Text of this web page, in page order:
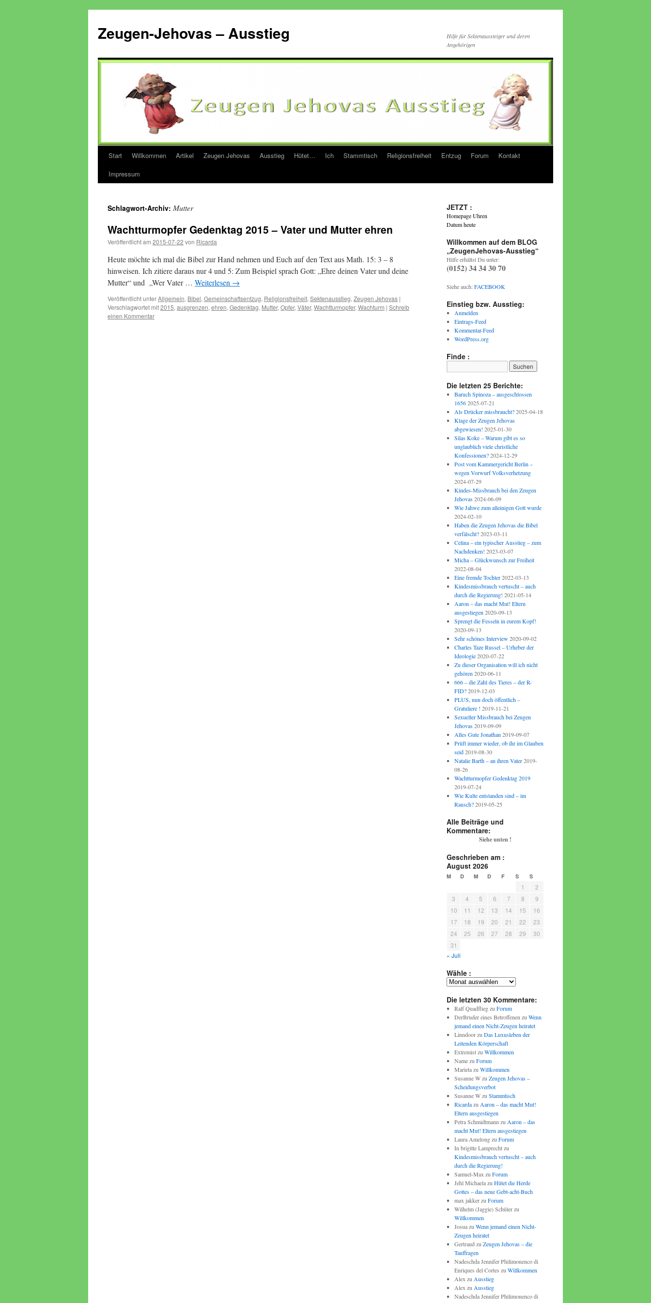
springen
Zeugen-Jehovas – Ausstieg
Hilfe für Sektenaussteiger und deren
Angehörigen
Start Willkommen Artikel Zeugen Jehovas Ausstieg Hütet… Ich Stammtisch Religionsfreiheit Entzug Forum
Kontakt
Impressum
Schlagwort-Archiv: Mutter
Wachtturmopfer Gedenktag 2015 – Vater und Mutter ehren
Veröffentlicht am 2015-07-22 von Ricarda
Heute möchte ich mal die Bibel zur Hand nehmen und Euch auf den Text aus Math. 15: 3 – 8
hinweisen. Ich zitiere daraus nur 4 und 5: Zum Beispiel sprach Gott: „Ehre deinen Vater und deine
Mutter“ und „Wer Vater … Weiterlesen →
Veröffentlicht unterAllgemein, Bibel, Gemeinschaftsentzug, Religionsfreiheit, Sektenausstieg, Zeugen Jehovas |
Verschlagwortet mit2015, ausgrenzen, ehren, Gedenktag, Mutter, Opfer, Väter, Wachtturmopfer, Wachturm | Schreib
einen Kommentar
JETZT :
Homepage Uhren
Datum heute
Willkommen auf dem BLOG
„ZeugenJehovas-Ausstieg“
Hilfe erhältst Du unter:
(0152) 34 34 30 70
Siehe auch:FACEBOOK
Einstieg bzw. Ausstieg:
Anmelden
Eintrags-Feed
Kommentar-Feed
WordPress.org
Finde :
Die letzten 25 Berichte:
Baruch Spinoza – ausgeschlossen
1656 2025-07-21
Als Drücker missbraucht? 2025-04-18
Klage der Zeugen Jehovas
abgewiesen! 2025-01-30
Silas Koke – Warum gibt es so
unglaublich viele christliche
Konfessionen? 2024-12-29
Post vom Kammergericht Berlin –
wegen Vorwurf Volksverhetzung
2024-07-29
Kindes-Missbrauch bei den Zeugen
Jehovas 2024-06-09
Wie Jahwe zum alleinigen Gott wurde
2024-02-10
Haben die Zeugen Jehovas die Bibel
verfälscht? 2023-03-11
Celina – ein typischer Ausstieg – zum
Nachdenken! 2023-03-07
Micha – Glückwunsch zur Freiheit
2022-08-04
Eine fremde Tochter 2022-03-13
Kindesmissbrauch vertuscht – auch
durch die Regierung! 2021-05-14
Aaron – das macht Mut! Eltern
ausgestiegen 2020-09-13
Sprengt die Fesseln in eurem Kopf!
2020-09-13
Sehr schönes Interview 2020-09-02
Charles Taze Russel – Urheber der
Ideologie 2020-07-22
Zu dieser Organisation will ich nicht
gehören 2020-06-11
666 – die Zahl des Tieres – der R-
FID? 2019-12-03
PLUS, nun doch öffentlich –
Gratuliere ! 2019-11-21
Sexueller Missbrauch bei Zeugen
Jehovas 2019-09-09
Alles Gute Jonathan 2019-09-07
Prüft immer wieder, ob ihr im Glauben
seid 2019-08-30
Natalie Barth – an ihren Vater 2019-
08-26
Wachtturmopfer Gedenktag 2019
2019-07-24
Wie Kulte entstanden sind – im
Rausch? 2019-05-25
Alle Beiträge und
Kommentare:
Siehe unten !
Geschrieben am :
August 2026
M D M D F S S
1
2
3
4 5 6 7 8
9
10
11 12 13 14 15
16
17
18 19 20 21 22
23
24
25 26 27 28 29
30
31
« Juli
Wähle :
Wähle
Die letzten 30 Kommentare:
Ralf Quadfliegzu Forum
DerBruder eines Betroffenen zu Wenn
jemand einen Nicht-Zeugen heiratet
Linndoorzu Das Luxusleben der
Leitenden Körperschaft
Extremistzu Willkommen
Namezu Forum
Marietazu Willkommen
Susanne Wzu Zeugen Jehovas –
Scheidungsverbot
Susanne Wzu Stammtisch
Ricardazu Aaron – das macht Mut!
Eltern ausgestiegen
Petra Schmidtmann zu Aaron – das
macht Mut! Eltern ausgestiegen
Laura Amelongzu Forum
In brigitte Lamprechtzu
Kindesmissbrauch vertuscht – auch
durch die Regierung!
Samuel-Max zu Forum
Jehl Michaelazu Hütet die Herde
Gottes – das neue Gebt-acht-Buch
max jakkerzu Forum
Wilhelm (Jaggie) Schülerzu
Willkommen
Josuazu Wenn jemand einen Nicht-
Zeugen heiratet
Gertraud zu Zeugen Jehovas – die
Tauffragen
Nadeschda Jennifer Philimonenco di
Enriques del Cortes zu Willkommen
Alex zu Ausstieg
Alex zu Ausstieg
Nadeschda Jennifer Philimonenco di